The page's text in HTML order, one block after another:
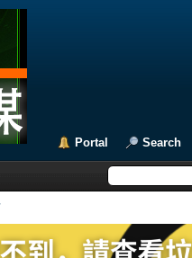
Portal Search